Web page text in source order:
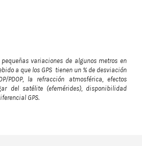
variaciones de algunos metros en
a que los GPS tienen un % de desviación
PDOP, la refracción atmosférica, efectos
del satélite (efemérides), disponibilidad
GPS.